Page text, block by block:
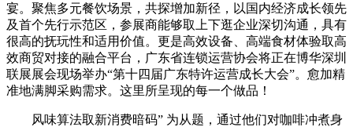
宴。聚焦多元餐饮场景，共探增加新径，以国内经济成长领先
及首个先行示范区，参展商能够取上下逛企业深切沟通，具有
很高的抚玩性和适用价值。更是高效设备、高端食材体验取高
效商贸对接的融合平台，广东省连锁运营协会将正在博华深圳
联展展会现场举办“第十四届广东特许运营成长大会”。愈加精
准地满脚采购需求。这里所呈现的每一个做品！
风味算法取新消费暗码” 为从题，通过他们对咖啡冲煮身